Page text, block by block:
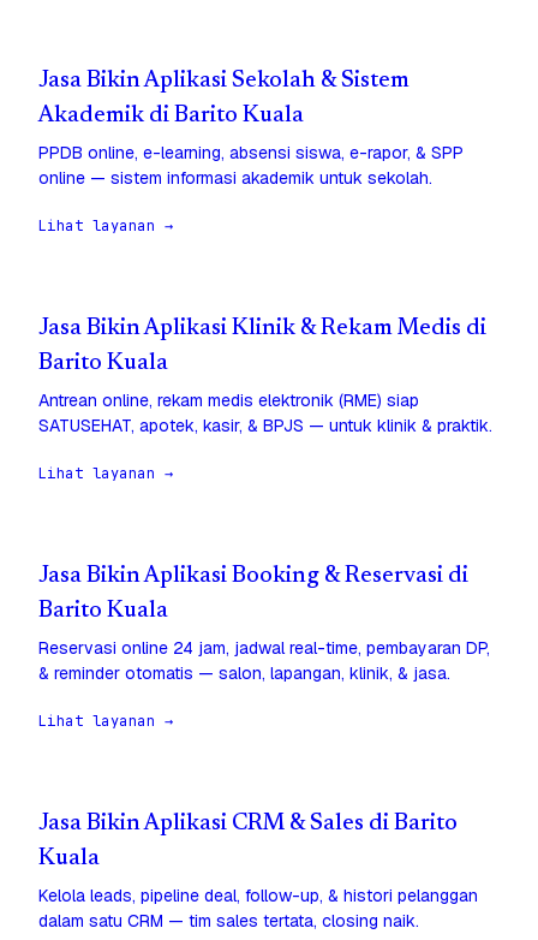
Jasa Bikin Aplikasi Sekolah & Sistem
Akademik di Barito Kuala
PPDB online, e-learning, absensi siswa, e-rapor, & SPP
online — sistem informasi akademik untuk sekolah.
Lihat layanan →
Jasa Bikin Aplikasi Klinik & Rekam Medis di
Barito Kuala
Antrean online, rekam medis elektronik (RME) siap
SATUSEHAT, apotek, kasir, & BPJS — untuk klinik & praktik.
Lihat layanan →
Jasa Bikin Aplikasi Booking & Reservasi di
Barito Kuala
Reservasi online 24 jam, jadwal real-time, pembayaran DP,
& reminder otomatis — salon, lapangan, klinik, & jasa.
Lihat layanan →
Jasa Bikin Aplikasi CRM & Sales di Barito
Kuala
Kelola leads, pipeline deal, follow-up, & histori pelanggan
dalam satu CRM — tim sales tertata, closing naik.